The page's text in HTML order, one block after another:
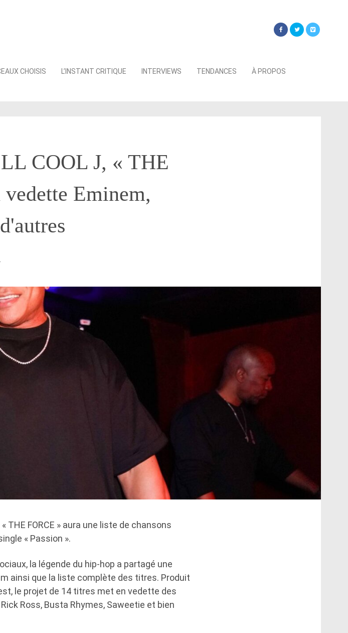
CHOISIS L’INSTANT CRITIQUE INTERVIEWS TENDANCES À PROPOS
COOL J, « THE
Eminem,
THE FORCE » aura une liste de chansons
« Passion ».
la légende du hip-hop a partagé une
ainsi que la liste complète des titres. Produit
le projet de 14 titres met en vedette des
Ross, Busta Rhymes, Saweetie et bien